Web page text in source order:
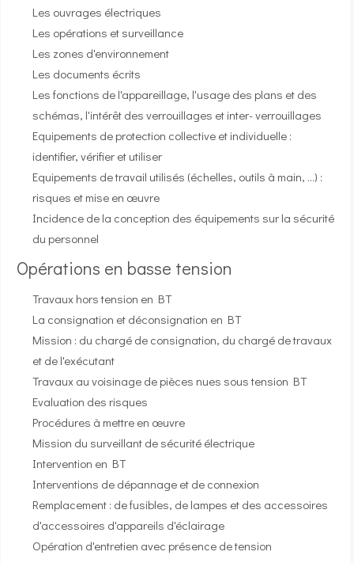
Les ouvrages électriques
Les opérations et surveillance
Les zones d'environnement
Les documents écrits
Les fonctions de l'appareillage, l'usage des plans et des
schémas, l'intérêt des verrouillages et inter- verrouillages
Equipements de protection collective et individuelle :
identifier, vérifier et utiliser
Equipements de travail utilisés (échelles, outils à main, …) :
risques et mise en œuvre
Incidence de la conception des équipements sur la sécurité
du personnel
Opérations en basse tension
Travaux hors tension en BT
La consignation et déconsignation en BT
Mission : du chargé de consignation, du chargé de travaux
et de l'exécutant
Travaux au voisinage de pièces nues sous tension BT
Evaluation des risques
Procédures à mettre en œuvre
Mission du surveillant de sécurité électrique
Intervention en BT
Interventions de dépannage et de connexion
Remplacement : de fusibles, de lampes et des accessoires
d'accessoires d'appareils d'éclairage
Opération d'entretien avec présence de tension